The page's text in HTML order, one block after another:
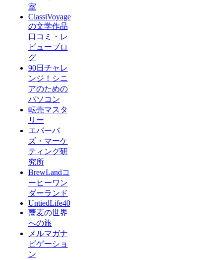
室
ClassiVoyage
の文学作品
口コミ・レ
ビューブロ
グ
90日チャレ
ンジ！シニ
アのための
パソコン
転売マスタ
リー
エバーバ
ズ・マーケ
ティング研
究所
BrewLandコ
ーヒーワン
ダーランド
UntiedLife40
蕎麦の世界
への旅
メルマガナ
ビゲーショ
ン